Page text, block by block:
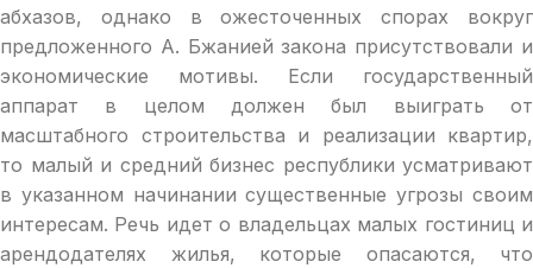
абхазов, однако в ожесточенных спорах вокруг
предложенного А. Бжанией закона присутствовали и
экономические мотивы. Если государственный
аппарат в целом должен был выиграть от
масштабного строительства и реализации квартир,
то малый и средний бизнес республики усматривают
в указанном начинании существенные угрозы своим
интересам. Речь идет о владельцах малых гостиниц и
арендодателях жилья, которые опасаются, что